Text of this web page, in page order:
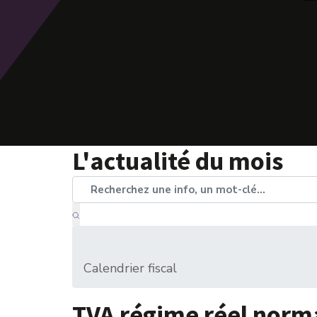
L'actualité du mois
Calendrier fiscal